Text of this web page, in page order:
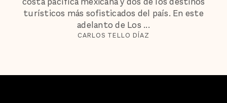
turísticos más sofisticados del país. En este
adelanto de Los ...
CARLOS TELLO DÍAZ